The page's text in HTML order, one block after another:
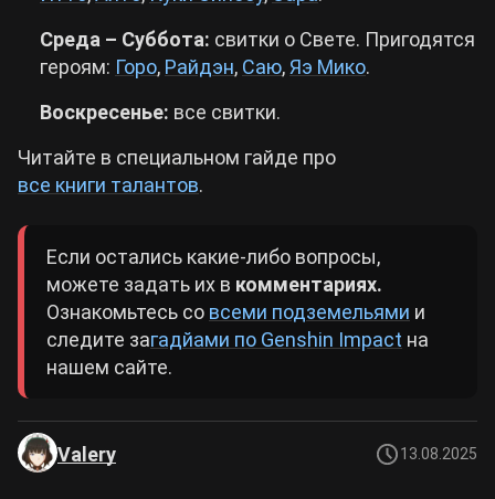
Среда – Суббота: свитки о Свете. Пригодятся
героям: Горо, Райдэн, Саю, Яэ Мико.
Воскресенье: все свитки.
Читайте в специальном гайде про
все книги талантов.
Если остались какие-либо вопросы,
можете задать их в комментариях.
Ознакомьтесь со всеми подземельями и
следите загадйами по Genshin Impact на
нашем сайте.
Valery 13.08.2025